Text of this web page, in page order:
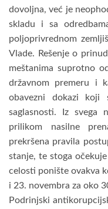
dovoljna, već je
skladu i sa
poljoprivrednom
Vlade. Rešenje o
meštanima suprotno
državnom premeru i
obavezni dokazi koji
saglasnosti. Iz svega
prilikom nasilne
prekršena pravila
stanje, te stoga
celosti ponište ovakva
i 23. novembra za oko
Podrinjski